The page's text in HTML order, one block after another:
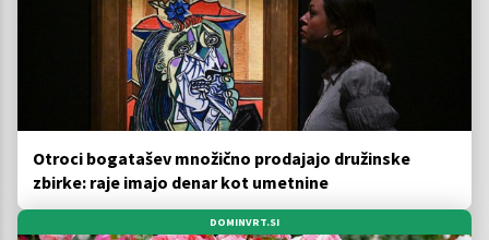
Otroci bogatašev množično prodajajo družinske
zbirke: raje imajo denar kot umetnine
DOMINVRT.SI